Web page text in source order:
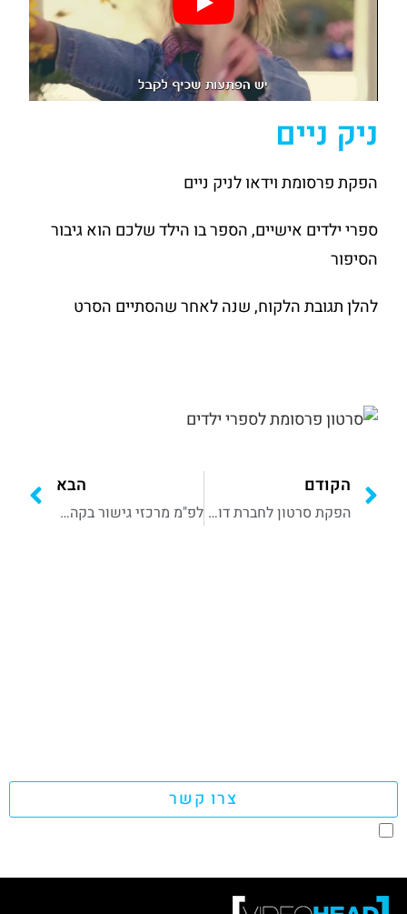
ניק ניים
הפקת פרסומת וידאו לניק ניים
ספרי ילדים אישיים, הספר בו הילד שלכם הוא גיבור
הסיפור
להלן תגובת הלקוח, שנה לאחר שהסתיים הסרט
הקודם
הפקת סרטון לחברת דוקומושיין
הבא
לפ"מ מרכזי גישור בקהילה
צרו קשר